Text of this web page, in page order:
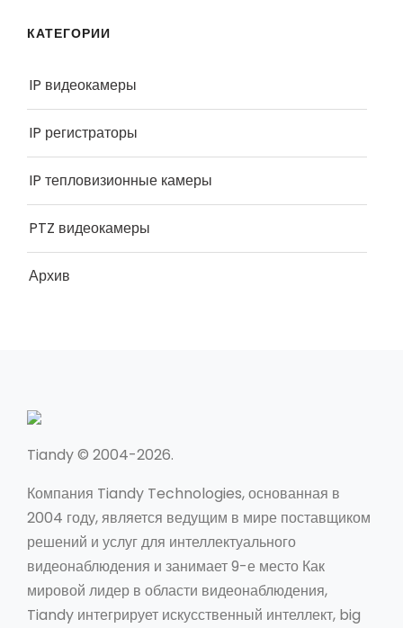
КАТЕГОРИИ
IP видеокамеры
IP регистраторы
IP тепловизионные камеры
PTZ видеокамеры
Архив
Tiandy © 2004-2026.
Компания Tiandy Technologies, основанная в
2004 году, является ведущим в мире поставщиком
решений и услуг для интеллектуального
видеонаблюдения и занимает 9-е место Как
мировой лидер в области видеонаблюдения,
Tiandy интегрирует искусственный интеллект, big